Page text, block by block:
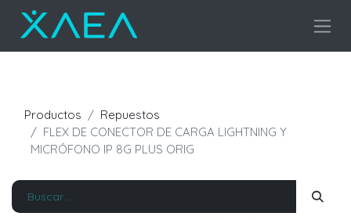
Productos
Repuestos
FLEX DE CONECTOR DE CARGA LIGHTNING Y
MICRÓFONO IP 8G PLUS ORIG